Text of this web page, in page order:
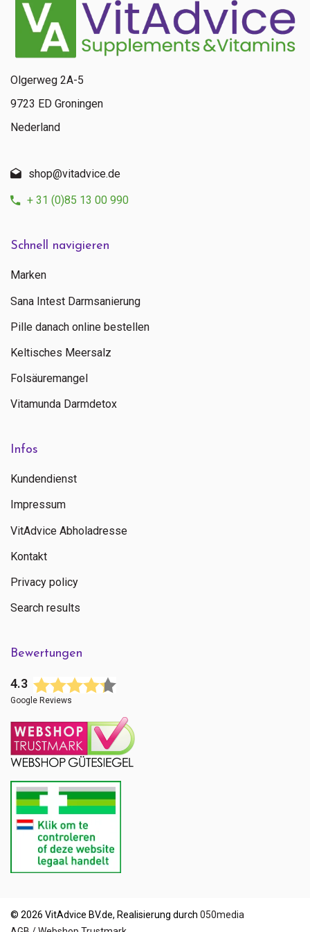
Anfrage zu diesem Produkt
Kontaktieren Sie uns
+ 31 (0)85 13 00 990
Schnell navigieren
Marken
Sana Intest Darmsanierung
Pille danach online bestellen
Keltisches Meersalz
Folsäuremangel
Vitamunda Darmdetox
Infos
Kundendienst
Impressum
VitAdvice Abholadresse
Kontakt
Privacy policy
Search results
Bewertungen
4.3
Google Reviews
Olgerweg 2A-5
9723 ED Groningen
Nederland
shop@vitadvice.de
+ 31 (0)85 13 00 990
© 2026 VitAdvice BV.de, Realisierung durch 050media